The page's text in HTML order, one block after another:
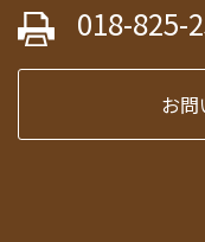
018-825-
お